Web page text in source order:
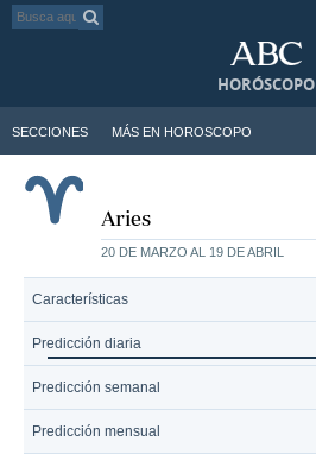
SECCIONES MÁS EN HOROSCOPO
HORÓSCOPO
Aries
20 DE MARZO AL 19 DE ABRIL
Características
Predicción diaria
Predicción semanal
Predicción mensual